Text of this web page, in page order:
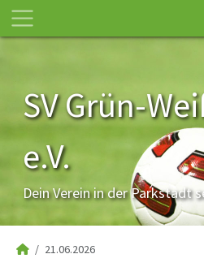
SV Grün-
e.V.
Dein Verein in der Parkstadt
21.06.2026